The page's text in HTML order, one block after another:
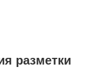
разметки